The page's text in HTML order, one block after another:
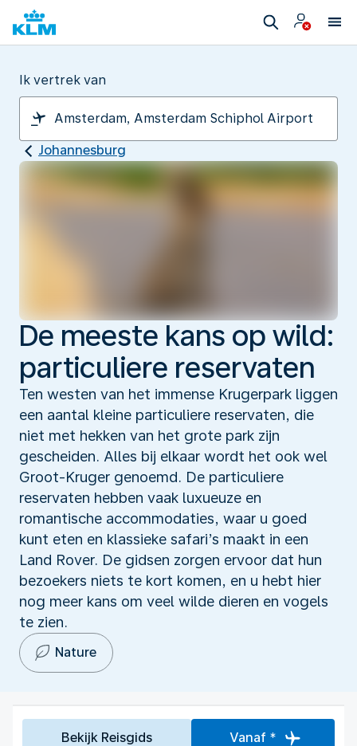
Ik vertrek van
Johannesburg
De meeste kans op wild:
particuliere reservaten
Ten westen van het immense Krugerpark liggen
een aantal kleine particuliere reservaten, die
niet met hekken van het grote park zijn
gescheiden. Alles bij elkaar wordt het ook wel
Groot-Kruger genoemd. De particuliere
reservaten hebben vaak luxueuze en
romantische accommodaties, waar u goed
kunt eten en klassieke safari’s maakt in een
Land Rover. De gidsen zorgen ervoor dat hun
bezoekers niets te kort komen, en u hebt hier
nog meer kans om veel wilde dieren en vogels
te zien.
Nature
Bekijk Reisgids Vanaf *